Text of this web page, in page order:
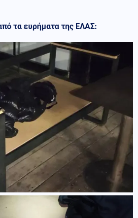
τα ευρήματα της ΕΛΑΣ: